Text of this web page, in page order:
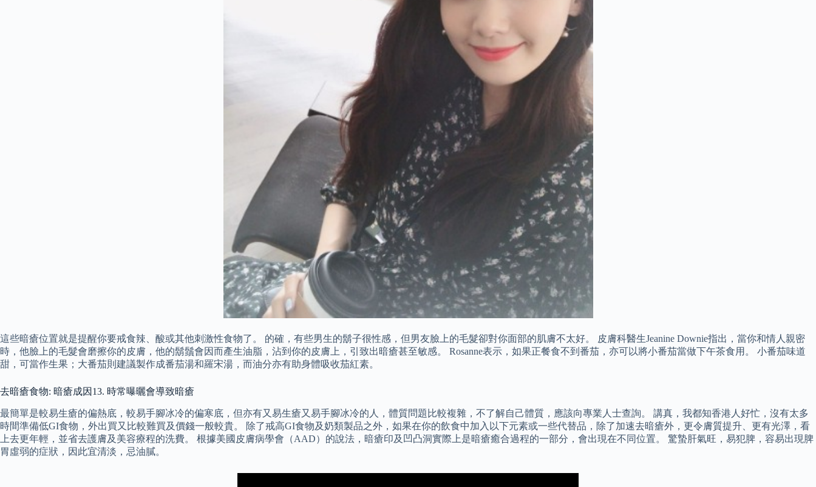
這些暗瘡位置就是提醒你要戒食辣、酸或其他刺激性食物了。 的確，有些男生的鬍子很性感，但男友臉上的毛髮卻對你面部的肌膚不太好。 皮膚科醫生Jeanine Downie指出，當你和情人親密
時，他臉上的毛髮會磨擦你的皮膚，他的鬍鬚會因而產生油脂，沾到你的皮膚上，引致出暗瘡甚至敏感。 Rosanne表示，如果正餐食不到番茄，亦可以將小番茄當做下午茶食用。 小番茄味道
甜，可當作生果；大番茄則建議製作成番茄湯和羅宋湯，而油分亦有助身體吸收茄紅素。
去暗瘡食物: 暗瘡成因13. 時常曝曬會導致暗瘡
最簡單是較易生瘡的偏熱底，較易手腳冰冷的偏寒底，但亦有又易生瘡又易手腳冰冷的人，體質問題比較複雜，不了解自己體質，應該向專業人士查詢。 講真，我都知香港人好忙，沒有太多
時間準備低GI食物，外出買又比較難買及價錢一般較貴。 除了戒高GI食物及奶類製品之外，如果在你的飲食中加入以下元素或一些代替品，除了加速去暗瘡外，更令膚質提升、更有光澤，看
上去更年輕，並省去護膚及美容療程的洗費。 根據美國皮膚病學會（AAD）的說法，暗瘡印及凹凸洞‎實際上是暗瘡癒合過程的一部分，會出現在不同位置。 驚蟄肝氣旺，易犯脾，容易出現脾
胃虛弱的症狀，因此宜清淡，忌油膩。